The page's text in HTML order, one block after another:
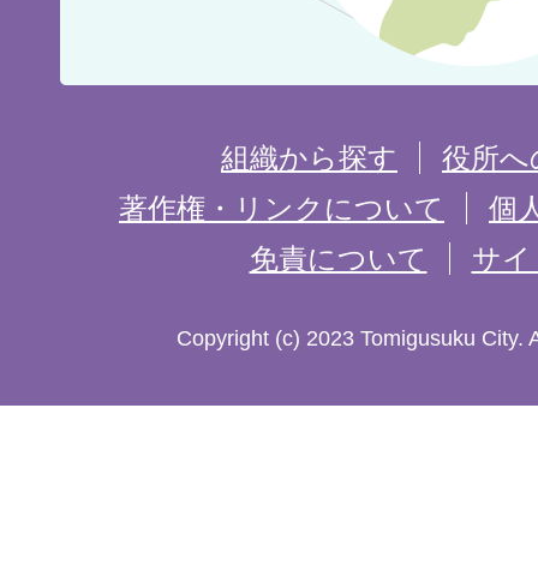
組織から探す
役所
著作権・リンクについて
個
免責について
サ
Copyright (c) 2023 Tomigusuku City.